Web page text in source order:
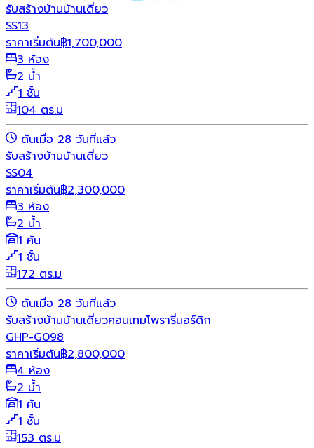
รับสร้างบ้านบ้านเดี่ยว
SS13
ราคาเริ่มต้น฿1,700,000
3 ห้อง
2 น้ำ
1 ชั้น
104 ตร.ม
ดันเมื่อ 28 วันที่แล้ว
รับสร้างบ้านบ้านเดี่ยว
SS04
ราคาเริ่มต้น฿2,300,000
3 ห้อง
2 น้ำ
1 คัน
1 ชั้น
172 ตร.ม
ดันเมื่อ 28 วันที่แล้ว
รับสร้างบ้านบ้านเดี่ยวคอนเทมโพรารี่นอร์ดิก
GHP-G098
ราคาเริ่มต้น฿2,800,000
4 ห้อง
2 น้ำ
1 คัน
1 ชั้น
153 ตร.ม